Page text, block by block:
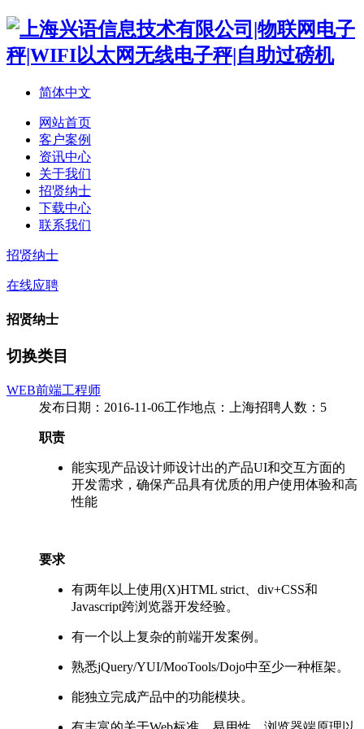
简体中文
网站首页
客户案例
资讯中心
关于我们
招贤纳士
下载中心
联系我们
招贤纳士
在线应聘
招贤纳士
切换类目
WEB前端工程师
发布日期：2016-11-06工作地点：上海招聘人数：5
职责
能实现产品设计师设计出的产品UI和交互方面的
开发需求，确保产品具有优质的用户使用体验和高
性能
要求
有两年以上使用(X)HTML strict、div+CSS和
Javascript跨浏览器开发经验。
有一个以上复杂的前端开发案例。
熟悉jQuery/YUI/MooTools/Dojo中至少一种框架。
能独立完成产品中的功能模块。